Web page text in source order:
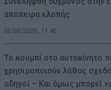
απόπειρα κλοπής
06/08/2026 , 11:45
Το κουμπί στο αυτοκίνητο
χρησιμοποιούν λάθος
οδηγοί – Και όμως μπορεί